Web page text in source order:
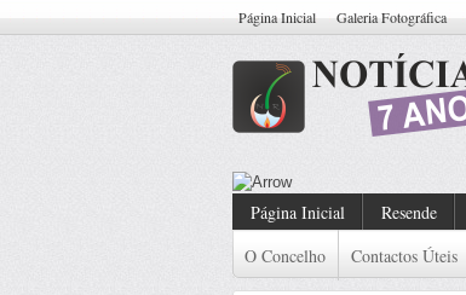
Página Inicial Galeria Fotográfica
Página Inicial Resende
O Concelho
Contactos Úteis